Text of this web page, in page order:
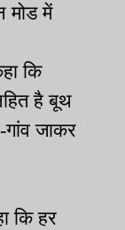
मोड में
कि
है बूथ
जाकर
कि हर